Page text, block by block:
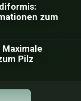
zum
Pilz